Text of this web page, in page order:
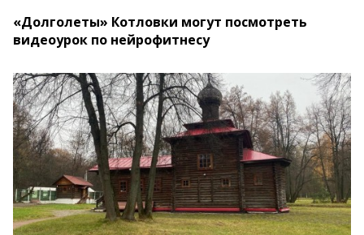
«Долголеты» Котловки могут посмотреть
видеоурок по нейрофитнесу